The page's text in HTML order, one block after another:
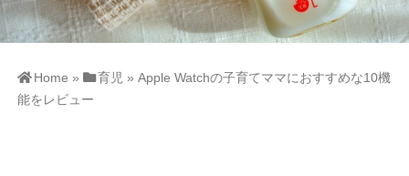
Home » 育児 »Apple Watchの子育てママにおすすめな10機
能をレビュー